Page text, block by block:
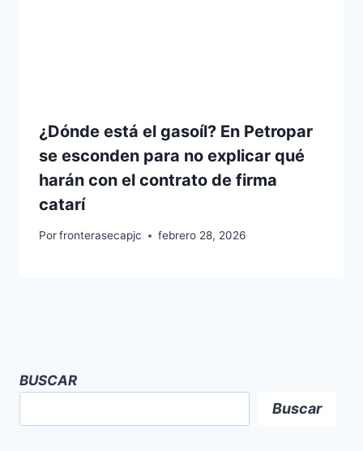
¿Dónde está el gasoíl? En Petropar
se esconden para no explicar qué
harán con el contrato de firma
catarí
Porfronterasecapjc febrero 28, 2026
BUSCAR
Buscar